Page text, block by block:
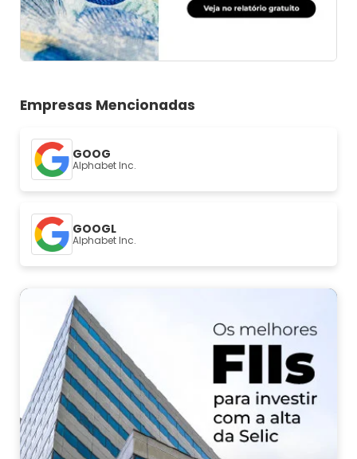
Empresas Mencionadas
GOOG
Alphabet Inc.
GOOGL
Alphabet Inc.